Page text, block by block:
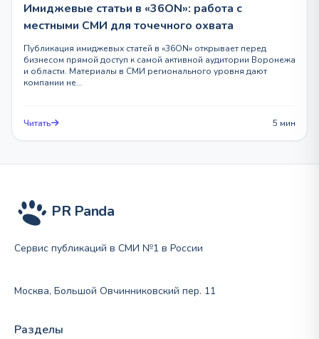
Имиджевые статьи в «36ON»: работа с
местными СМИ для точечного охвата
Публикация имиджевых статей в «36ON» открывает перед
бизнесом прямой доступ к самой активной аудитории Воронежа
и области. Материалы в СМИ регионального уровня дают
компании не…
Читать 5 мин
PR Panda
Сервис публикаций в СМИ №1 в России
Москва, Большой Овчинниковский пер. 11
Разделы